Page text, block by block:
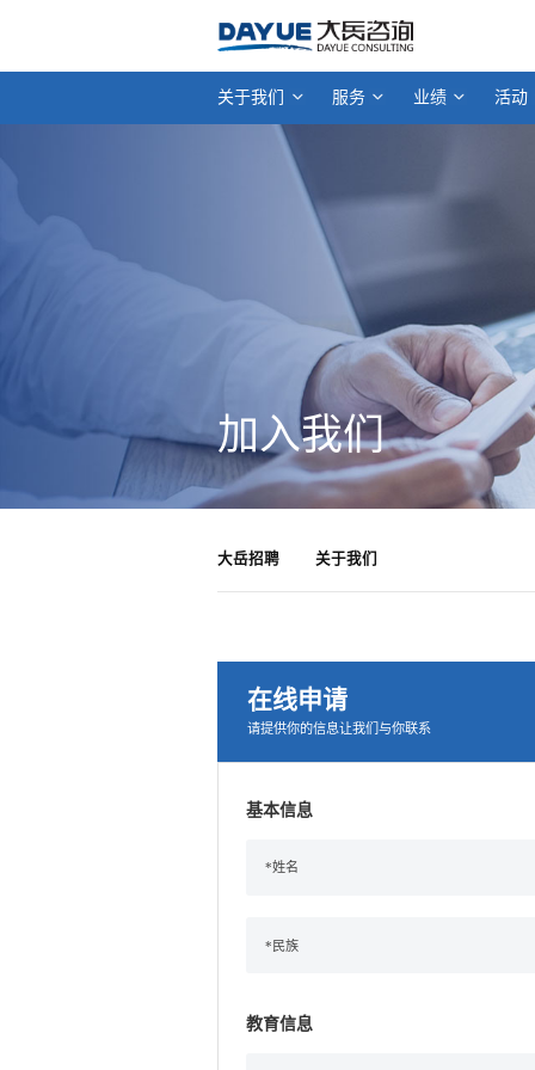
关于我们 服务 业绩 活动
加入我们
大岳招聘 关于我们
在线申请
请提供你的信息让我们与你联系
基本信息
教育信息